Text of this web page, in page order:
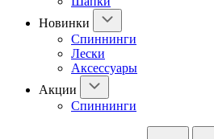
Новинки
Спиннинги
Лески
Аксессуары
Акции
Спиннинги